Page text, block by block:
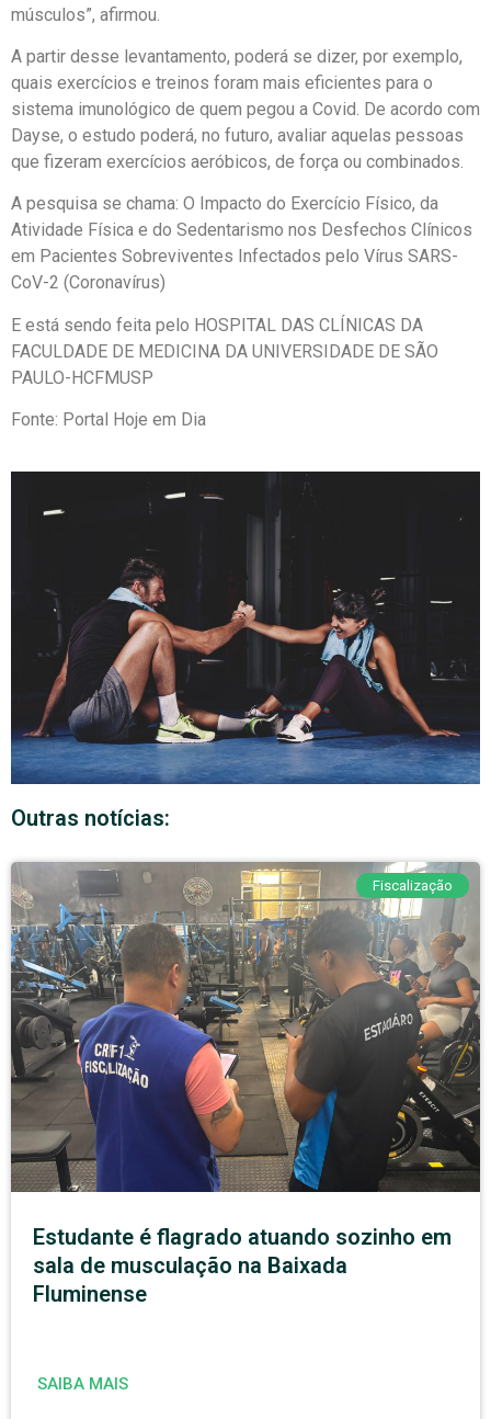
músculos”, afirmou.
A partir desse levantamento, poderá se dizer, por exemplo,
quais exercícios e treinos foram mais eficientes para o
sistema imunológico de quem pegou a Covid. De acordo com
Dayse, o estudo poderá, no futuro, avaliar aquelas pessoas
que fizeram exercícios aeróbicos, de força ou combinados.
A pesquisa se chama: O Impacto do Exercício Físico, da
Atividade Física e do Sedentarismo nos Desfechos Clínicos
em Pacientes Sobreviventes Infectados pelo Vírus SARS-
CoV-2 (Coronavírus)
E está sendo feita pelo HOSPITAL DAS CLÍNICAS DA
FACULDADE DE MEDICINA DA UNIVERSIDADE DE SÃO
PAULO-HCFMUSP
Fonte: Portal Hoje em Dia
Outras notícias:
Fiscalização
Estudante é flagrado atuando sozinho em
sala de musculação na Baixada
Fluminense
SAIBA MAIS